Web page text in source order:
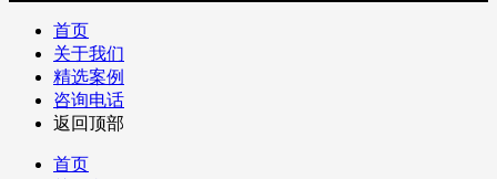
首页
关于我们
精选案例
咨询电话
返回顶部
首页